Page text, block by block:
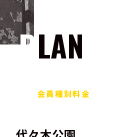
PLAN
会員種別料金